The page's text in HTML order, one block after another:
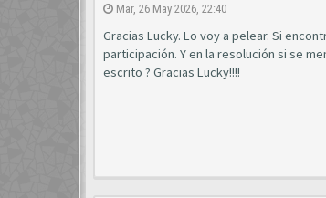
Mar, 26 May 2026, 22:40
Gracias Lucky. Lo voy a pelear. Si
participación. Y en la resolución si se
escrito ? Gracias Lucky!!!!